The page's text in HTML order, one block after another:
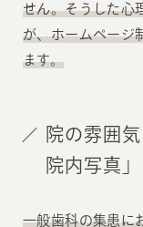
せん。そうした心
が、ホームページ
ます。
院の雰囲
院内写真」
一般歯科の集患に